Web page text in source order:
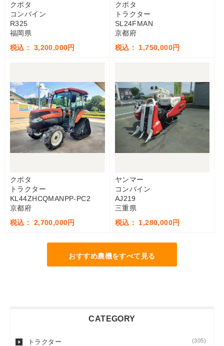
クボタ
コンバイン
R325
福岡県
税込： 3,200,000円
クボタ
トラクター
SL24FMAN
京都府
税込： 1,750,000円
クボタ
トラクター
KL44ZHCQMANPP-PC2
京都府
税込： 2,700,000円
ヤンマー
コンバイン
AJ219
三重県
税込： 1,280,000円
おすすめ農機をすべて見る
CATEGORY
トラクター (305)